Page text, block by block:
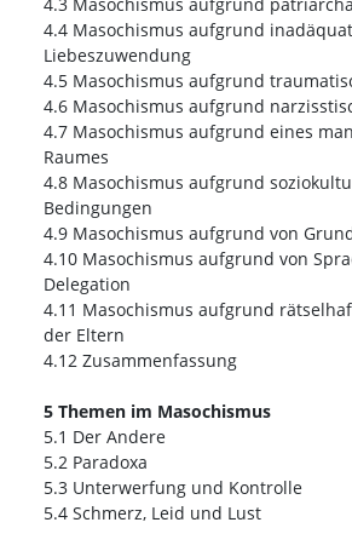
4.4 Masochismus aufgrund
Liebeszuwendung
4.5 Masochismus aufgrund
4.6 Masochismus aufgrund
4.7 Masochismus aufgrund eines
Raumes
4.8 Masochismus aufgrund
Bedingungen
4.9 Masochismus aufgrund von
4.10 Masochismus aufgrund von
Delegation
4.11 Masochismus aufgrund
der Eltern
4.12 Zusammenfassung
5 Themen im Masochismus
5.1 Der Andere
5.2 Paradoxa
5.3 Unterwerfung und Kontrolle
5.4 Schmerz, Leid und Lust